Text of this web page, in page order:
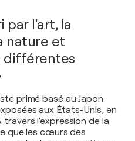
par l'art, la
nature et
différentes
primé basé au Japon
aux États-Unis, en
travers l'expression de la
que les cœurs des